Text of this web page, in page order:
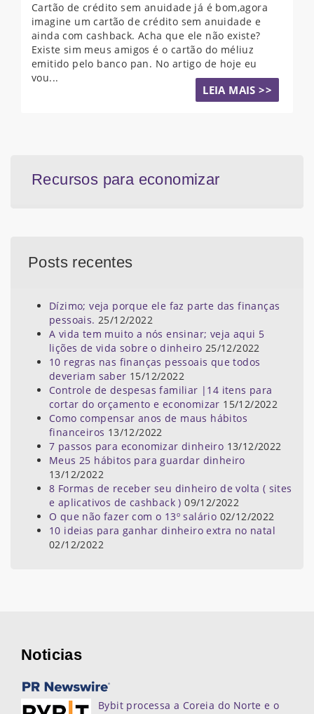
Cartão de crédito sem anuidade já é bom,agora
imagine um cartão de crédito sem anuidade e
ainda com cashback. Acha que ele não existe?
Existe sim meus amigos é o cartão do méliuz
emitido pelo banco pan. No artigo de hoje eu
vou...
LEIA MAIS >>
Recursos para economizar
Posts recentes
Dízimo; veja porque ele faz parte das finanças
pessoais. 25/12/2022
A vida tem muito a nós ensinar; veja aqui 5
lições de vida sobre o dinheiro 25/12/2022
10 regras nas finanças pessoais que todos
deveriam saber 15/12/2022
Controle de despesas familiar |14 itens para
cortar do orçamento e economizar 15/12/2022
Como compensar anos de maus hábitos
financeiros 13/12/2022
7 passos para economizar dinheiro 13/12/2022
Meus 25 hábitos para guardar dinheiro
13/12/2022
8 Formas de receber seu dinheiro de volta ( sites
e aplicativos de cashback ) 09/12/2022
O que não fazer com o 13º salário 02/12/2022
10 ideias para ganhar dinheiro extra no natal
02/12/2022
Noticias
Bybit processa a Coreia do Norte e o